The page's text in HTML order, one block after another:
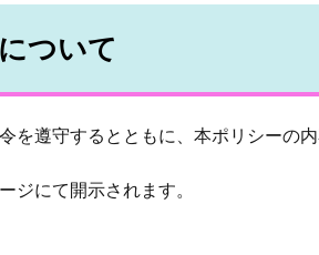
ついて
遵守するとともに、本ポリシーの
ジにて開示されます。